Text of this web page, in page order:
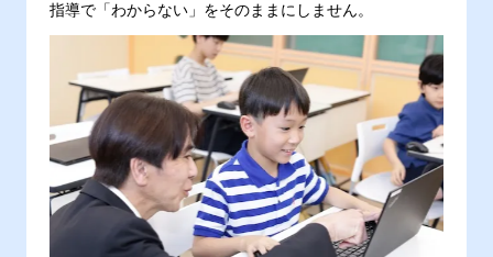
指導で「わからない」をそのままにしません。